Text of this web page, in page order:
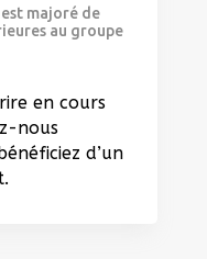
majoré de
au groupe
en cours
nous
d’un